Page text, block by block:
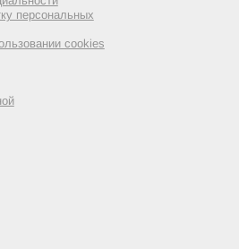
персональных
cookies